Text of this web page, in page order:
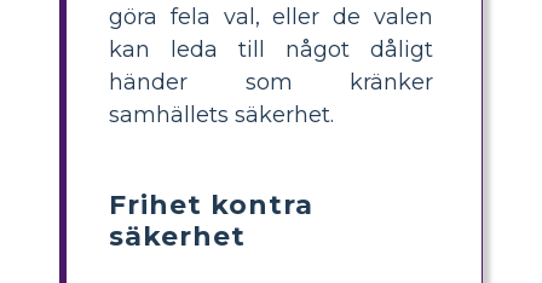
göra fela val, eller de valen
kan leda till något dåligt
händer som kränker
samhällets säkerhet.
Frihet kontra
säkerhet